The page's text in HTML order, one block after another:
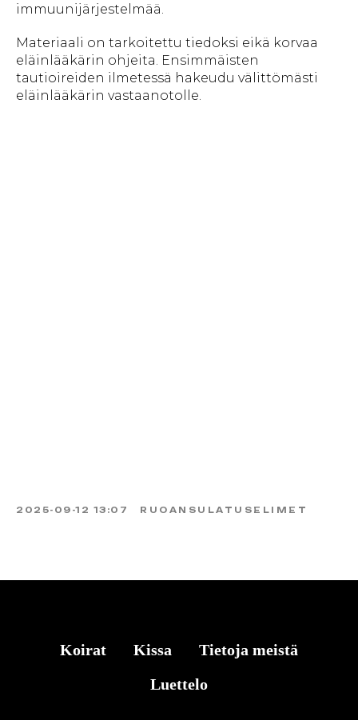
immuunijärjestelmää.
Materiaali on tarkoitettu tiedoksi eikä korvaa
eläinlääkärin ohjeita. Ensimmäisten
tautioireiden ilmetessä hakeudu välittömästi
eläinlääkärin vastaanotolle.
2025-09-12 13:07 RUOANSULATUSELIMET
Koirat Kissa
Tietoja meistä
Luettelo